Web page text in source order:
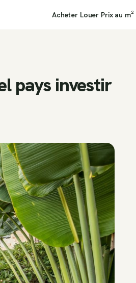
Acheter Louer Prix au m²
pays investir